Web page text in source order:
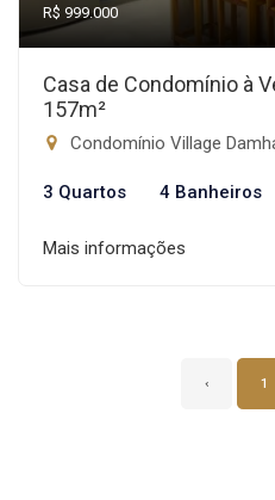
R$ 999.000
Casa de Condomínio à
157m²
Condomínio Village
3 Quartos 4 Banheiros
Mais informações
‹ 1